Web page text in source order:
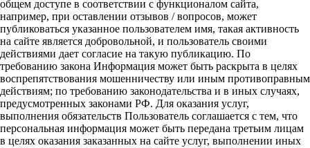
общем доступе в соответствии с функционалом сайта,
например, при оставлении отзывов / вопросов, может
публиковаться указанное пользователем имя, такая активность
на сайте является добровольной, и пользователь своими
действиями дает согласие на такую публикацию. По
требованию закона Информация может быть раскрыта в целях
воспрепятствования мошенничеству или иным противоправным
действиям; по требованию законодательства и в иных случаях,
предусмотренных законами РФ. Для оказания услуг,
выполнения обязательств Пользователь соглашается с тем, что
персональная информация может быть передана третьим лицам
в целях оказания заказанных на сайте услуг, выполнении иных